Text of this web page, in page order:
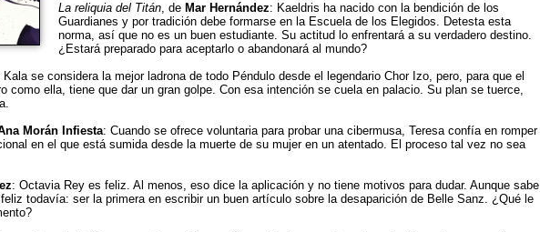
La reliquia del Titán, de Mar Hernández: Kaeldris ha nacido con la bendición de los
Guardianes y por tradición debe formarse en la Escuela de los Elegidos. Detesta esta
norma, así que no es un buen estudiante. Su actitud lo enfrentará a su verdadero destino.
¿Estará preparado para aceptarlo o abandonará al mundo?
Kala se considera la mejor ladrona de todo Péndulo desde el legendario Chor Izo, pero, para que el
como ella, tiene que dar un gran golpe. Con esa intención se cuela en palacio. Su plan se tuerce,
Morán Infiesta: Cuando se ofrece voluntaria para probar una cibermusa, Teresa confía en romper
en el que está sumida desde la muerte de su mujer en un atentado. El proceso tal vez no sea
: Octavia Rey es feliz. Al menos, eso dice la aplicación y no tiene motivos para dudar. Aunque sabe
todavía: ser la primera en escribir un buen artículo sobre la desaparición de Belle Sanz. ¿Qué le